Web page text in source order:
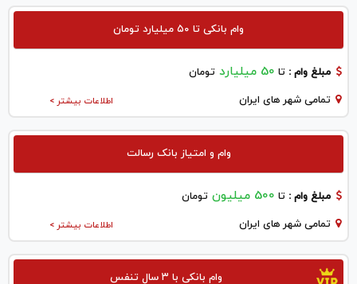
وام بانکی تا ۵۰ میلیارد تومان
مبلغ وام : تا 50 میلیارد تومان
اطلاعات بیشتر > تمامی شهر های ایران
وام و امتیاز بانک رسالت
مبلغ وام : تا 500 میلیون تومان
اطلاعات بیشتر > تمامی شهر های ایران
وام بانکی با ۳ سال تنفس